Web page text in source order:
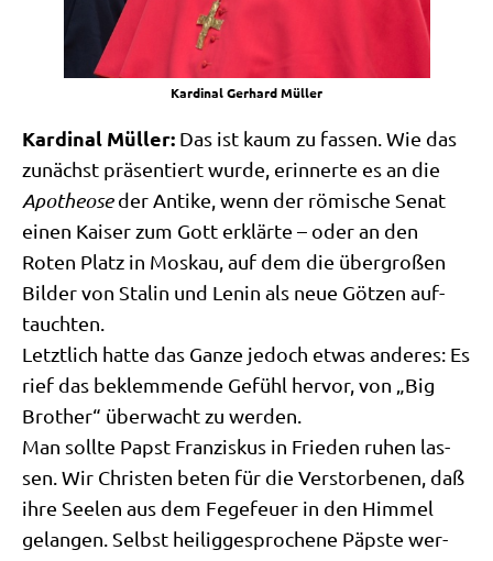
Kar­di­nal Ger­hard Müller
Kar­di­nal Mül­ler: Das ist kaum zu fas­sen. Wie das
zunächst prä­sen­tiert wur­de, erin­ner­te es an die
Apo­theo­seder Anti­ke, wenn der römi­sche Senat
einen Kai­ser zum Gott erklär­te – oder an den
Roten Platz in Mos­kau, auf dem die über­gro­ßen
Bil­der von Sta­lin und Lenin als neue Göt­zen auf­
tauch­ten.
Letzt­lich hat­te das Gan­ze jedoch etwas ande­res: Es
rief das beklem­men­de Gefühl her­vor, von „Big
Brot­her“ über­wacht zu wer­den.
Man soll­te Papst Fran­zis­kus in Frie­den ruhen las­
sen. Wir Chri­sten beten für die Ver­stor­be­nen, daß
ihre See­len aus dem Fege­feu­er in den Him­mel
gelan­gen. Selbst hei­lig­ge­spro­che­ne Päp­ste wer­